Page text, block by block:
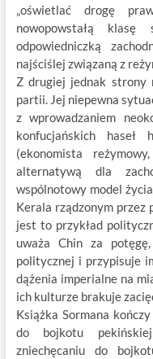
„oświetlać drogę
nowopowstałą
odpowiedniczką
najściślej związaną z
Z drugiej jednak strony
partii. Jej niepewna
z wprowadzaniem
konfucjańskich haseł
(ekonomista
alternatywą dla
wspólnotowy model
Kerala rządzonym przez
jest to przykład
uważa Chin za
politycznej i przypisuje
dążenia imperialne na
ich kulturze brakuje
Książka Sormana
do bojkotu
zniechęcaniu do